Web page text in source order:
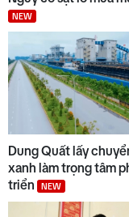
NEW
Dung Quất lấy
xanh làm trọng tâm
triển
NEW